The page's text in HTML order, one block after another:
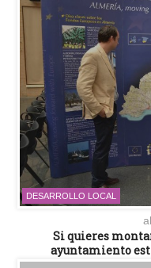
DESARROLLO LOCAL
Si quieres
ayuntamiento